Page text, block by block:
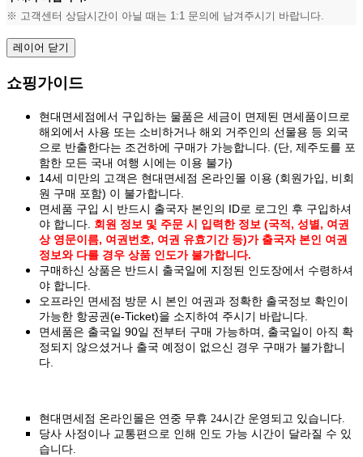
※ 고객센터 상담시간이 아닐 때는 1:1 문의에 남겨주시기 바랍니다.
레이어 닫기
쇼핑가이드
현대면세점에서 구입하는 물품은 세금이 면제된 면세품이므로
해외에서 사용 또는 소비하거나 해외 거주인의 선물용 등 외국
으로 반출한다는 조건하에 구매가 가능합니다. (단, 제주도를 포
함한 모든 국내 여행 시에는 이용 불가)
14세 미만의 고객은 현대면세점 온라인몰 이용 (회원가입, 비회
원 구매 포함) 이 불가합니다.
면세품 구입 시 반드시 출국자 본인의 ID로 로그인 후 구입하셔
야 합니다. 회원 정보 및 주문 시 입력한 정보 (국적, 성별, 여권
상 영문이름, 여권번호, 여권 유효기간 등)가 출국자 본인 여권
정보와 다를 경우 상품 인도가 불가합니다.
구매하신 상품은 반드시 출국일에 지정된 인도장에서 수령하셔
야 합니다.
오프라인 면세점 방문 시 본인 여권과 정확한 출국정보 확인이
가능한 항공권(e-Ticket)을 소지하여 주시기 바랍니다.
면세품은 출국일 90일 전부터 구매 가능하며, 출국일이 아직 확
정되지 않으셨거나 출국 예정이 없으신 경우 구매가 불가합니
다.
현대면세점 온라인몰은 연중 무휴 24시간 운영되고 있습니다.
당사 사정이나 교통편으로 인해 인도 가능 시간이 달라질 수 있
습니다.